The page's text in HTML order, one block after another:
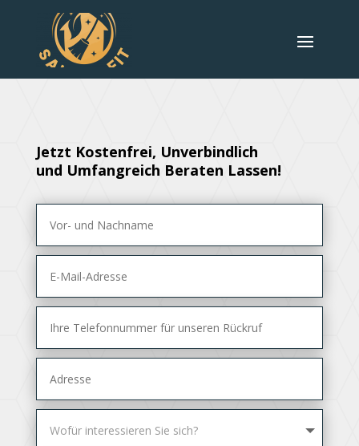
Jetzt Kostenfrei, Unverbindlich
und Umfangreich Beraten Lassen!